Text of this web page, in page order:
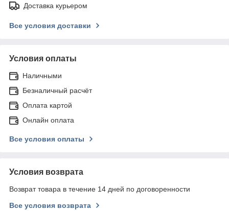
Доставка курьером
Все условия доставки
Условия оплаты
Наличными
Безналичный расчёт
Оплата картой
Онлайн оплата
Все условия оплаты
Условия возврата
Возврат товара в течение 14 дней по договоренности
Все условия возврата